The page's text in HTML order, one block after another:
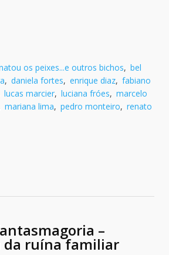
os peixes...e outros bichos, bel
, daniela fortes, enrique diaz, fabiano
lucas marcier, luciana fróes, marcelo
mariana lima, pedro monteiro, renato
–
da ruína familiar